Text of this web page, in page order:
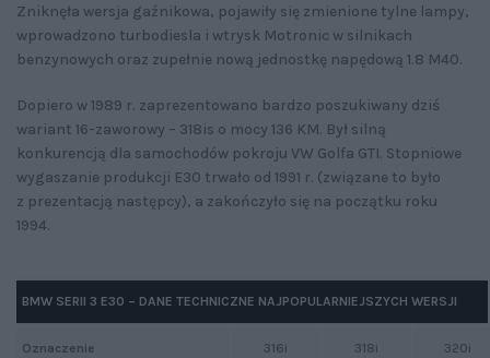
Zniknęła wersja gaźnikowa, pojawiły się zmienione tylne lampy,
wprowadzono turbodiesla i wtrysk Motronic w silnikach
benzynowych oraz zupełnie nową jednostkę napędową 1.8 M40.
Dopiero w 1989 r. zaprezentowano bardzo poszukiwany dziś
wariant 16-zaworowy – 318is o mocy 136 KM. Był silną
konkurencją dla samochodów pokroju VW Golfa GTI. Stopniowe
wygaszanie produkcji E30 trwało od 1991 r. (związane to było
z prezentacją następcy), a zakończyło się na początku roku
1994.
316i 318i 320i
BMW SERII 3 E30 – DANE TECHNICZNE NAJPOPULARNIEJSZYCH WERSJI
Oznaczenie